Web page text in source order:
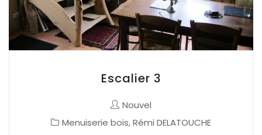
Escalier 3
Nouvel
Menuiserie bois,Rémi DELATOUCHE